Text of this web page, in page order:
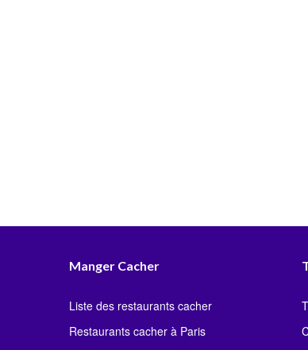
Manger Cacher
Liste des restaurants cacher
Restaurants cacher à Paris